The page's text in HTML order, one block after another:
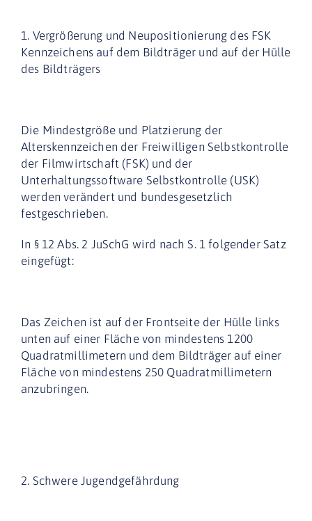
1. Vergrößerung und Neupositionierung des FSK
Kennzeichens auf dem Bildträger und auf der Hülle
des Bildträgers
Die Mindestgröße und Platzierung der
Alterskennzeichen der Freiwilligen Selbstkontrolle
der Filmwirtschaft (FSK) und der
Unterhaltungssoftware Selbstkontrolle (USK)
werden verändert und bundesgesetzlich
festgeschrieben.
In § 12 Abs. 2 JuSchG wird nach S. 1 folgender Satz
eingefügt:
Das Zeichen ist auf der Frontseite der Hülle links
unten auf einer Fläche von mindestens 1200
Quadratmillimetern und dem Bildträger auf einer
Fläche von mindestens 250 Quadratmillimetern
anzubringen.
2. Schwere Jugendgefährdung